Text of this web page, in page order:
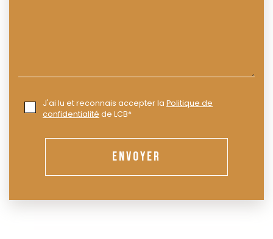
J'ai lu et reconnais accepter la Politique de
confidentialité de LCB*
ENVOYER